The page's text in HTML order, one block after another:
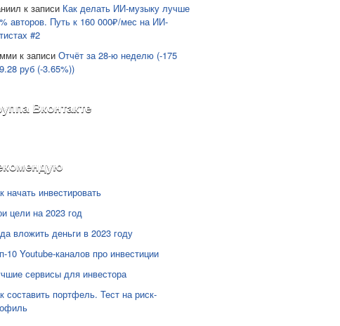
к записи Как делать ИИ-музыку лучше
авторов. Путь к 160 000₽/мес на ИИ-
#2
к записи Отчёт за 28-ю неделю (-175
руб (-3.65%))
Вконтакте
начать инвестировать
цели на 2023 год
вложить деньги в 2023 году
10 Youtube-каналов про инвестиции
сервисы для инвестора
составить портфель. Тест на риск-